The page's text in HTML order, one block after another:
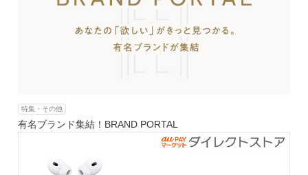
特集・その他
有名ブランド集結！BRAND PORTAL